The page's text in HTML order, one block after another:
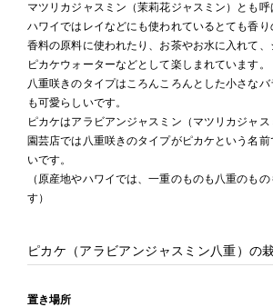
マツリカジャスミン（茉莉花ジャスミン）とも呼
ハワイではレイなどにも使われているとても香り
香料の原料に使われたり、お茶やお水に入れて、
ピカケウォーターなどとして楽しまれています。
八重咲きのタイプはころんころんとした小さな
も可愛らしいです。
ピカケはアラビアンジャスミン（マツリカジャス
園芸店では八重咲きのタイプがピカケという名
いです。
（原産地やハワイでは、一重のものも八重のも
す）
ピカケ（アラビアンジャスミン八重）の
置き場所